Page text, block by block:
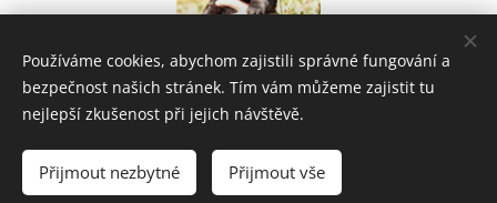
Vytvořeno službou Cookies
Používáme cookies, abychom zajistili správné fungování a
bezpečnost našich stránek. Tím vám můžeme zajistit tu
nejlepší zkušenost při jejich návštěvě.
Přijmout nezbytné Přijmout vše